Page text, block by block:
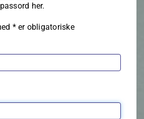
her.
*er obligatoriske